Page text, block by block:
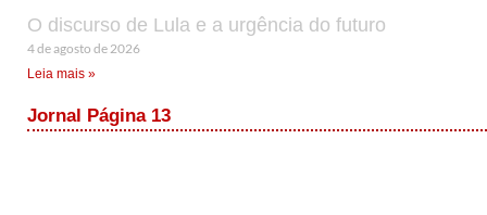
O discurso de Lula e a urgência do futuro
4 de agosto de 2026
Leia mais »
Jornal Página 13